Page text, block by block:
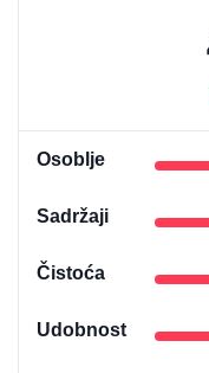
Osoblje
Sadržaji
Čistoća
Udobnost